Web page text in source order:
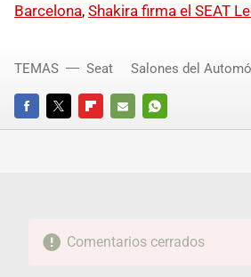
Barcelona, Shakira firma el SEAT
FACEBOOKTWITTERFLIPBOARD
E-
WHATSAPP
TEMAS Seat Salones del
Comentarios cerrados